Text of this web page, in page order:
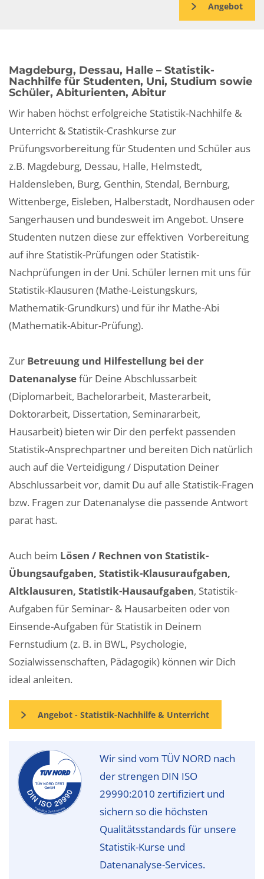
Angebot
Magdeburg, Dessau, Halle – Statistik-
Nachhilfe für Studenten, Uni, Studium sowie
Schüler, Abiturienten, Abitur
Wir haben höchst erfolgreiche Statistik-Nachhilfe &
Unterricht & Statistik-Crashkurse zur
Prüfungsvorbereitung für Studenten und Schüler aus
z.B. Magdeburg, Dessau, Halle, Helmstedt,
Haldensleben, Burg, Genthin, Stendal, Bernburg,
Wittenberge, Eisleben, Halberstadt, Nordhausen oder
Sangerhausen und bundesweit im Angebot. Unsere
Studenten nutzen diese zur effektiven Vorbereitung
auf ihre Statistik-Prüfungen oder Statistik-
Nachprüfungen in der Uni. Schüler lernen mit uns für
Statistik-Klausuren (Mathe-Leistungskurs,
Mathematik-Grundkurs) und für ihr Mathe-Abi
(Mathematik-Abitur-Prüfung).
Zur Betreuung und Hilfestellung bei der
Datenanalysefür Deine Abschlussarbeit
(Diplomarbeit, Bachelorarbeit, Masterarbeit,
Doktorarbeit, Dissertation, Seminararbeit,
Hausarbeit) bieten wir Dir den perfekt passenden
Statistik-Ansprechpartner und bereiten Dich natürlich
auch auf die Verteidigung / Disputation Deiner
Abschlussarbeit vor, damit Du auf alle Statistik-Fragen
bzw. Fragen zur Datenanalyse die passende Antwort
parat hast.
Auch beim Lösen / Rechnen von Statistik-
Übungsaufgaben, Statistik-Klausuraufgaben,
Altklausuren, Statistik-Hausaufgaben, Statistik-
Aufgaben für Seminar- & Hausarbeiten oder von
Einsende-Aufgaben für Statistik in Deinem
Fernstudium (z. B. in BWL, Psychologie,
Sozialwissenschaften, Pädagogik) können wir Dich
ideal anleiten.
Angebot - Statistik-Nachhilfe & Unterricht
Wir sind vom TÜV NORD nach
der strengen DIN ISO
29990:2010 zertifiziert und
sichern so die höchsten
Qualitätsstandards für unsere
Statistik-Kurse und
Datenanalyse-Services.